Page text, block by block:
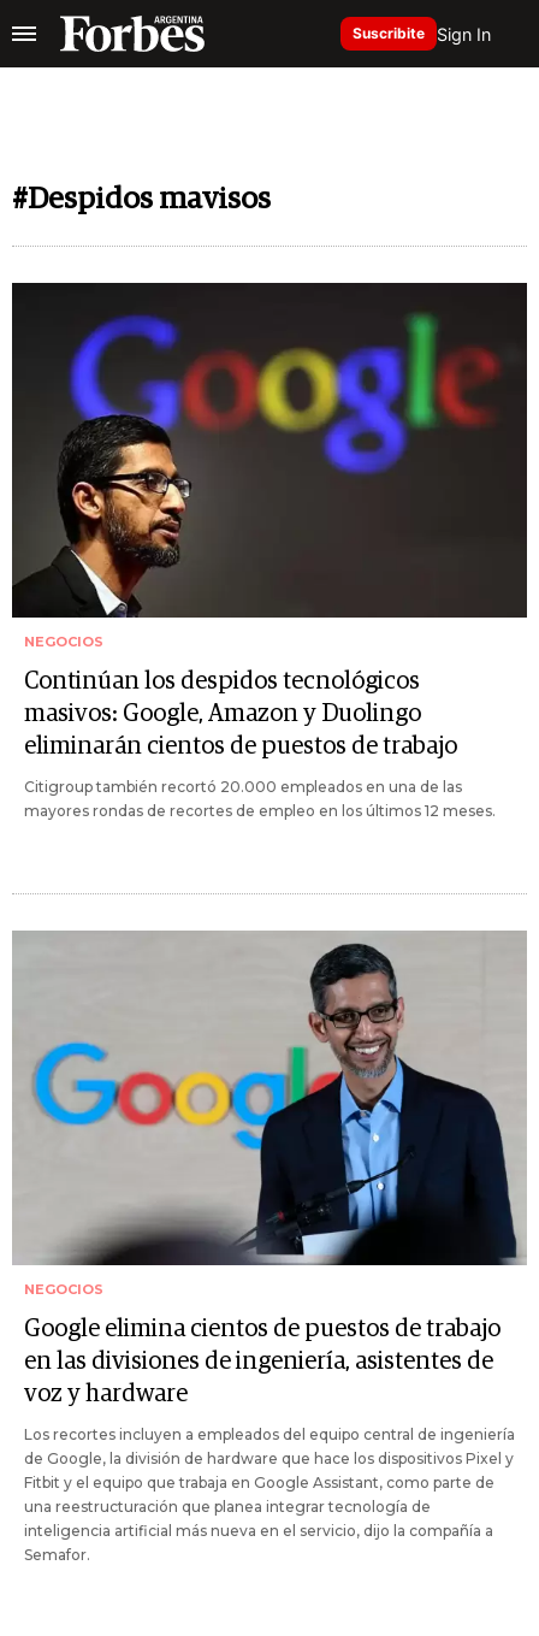
Suscribite Sign In
#Despidos mavisos
NEGOCIOS
Continúan los despidos tecnológicos
masivos: Google, Amazon y Duolingo
eliminarán cientos de puestos de trabajo
Citigroup también recortó 20.000 empleados en una de las
mayores rondas de recortes de empleo en los últimos 12 meses.
NEGOCIOS
Google elimina cientos de puestos de trabajo
en las divisiones de ingeniería, asistentes de
voz y hardware
Los recortes incluyen a empleados del equipo central de ingeniería
de Google, la división de hardware que hace los dispositivos Pixel y
Fitbit y el equipo que trabaja en Google Assistant, como parte de
una reestructuración que planea integrar tecnología de
inteligencia artificial más nueva en el servicio, dijo la compañía a
Semafor.